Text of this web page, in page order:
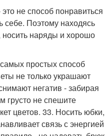
не способ понравиться
себе. Поэтому находясь
носить наряды и хорошо
простых способ
не только украшают
негатив - забирая
грусто не спешите
цветов. 33. Носить юбки,
связь с энергией